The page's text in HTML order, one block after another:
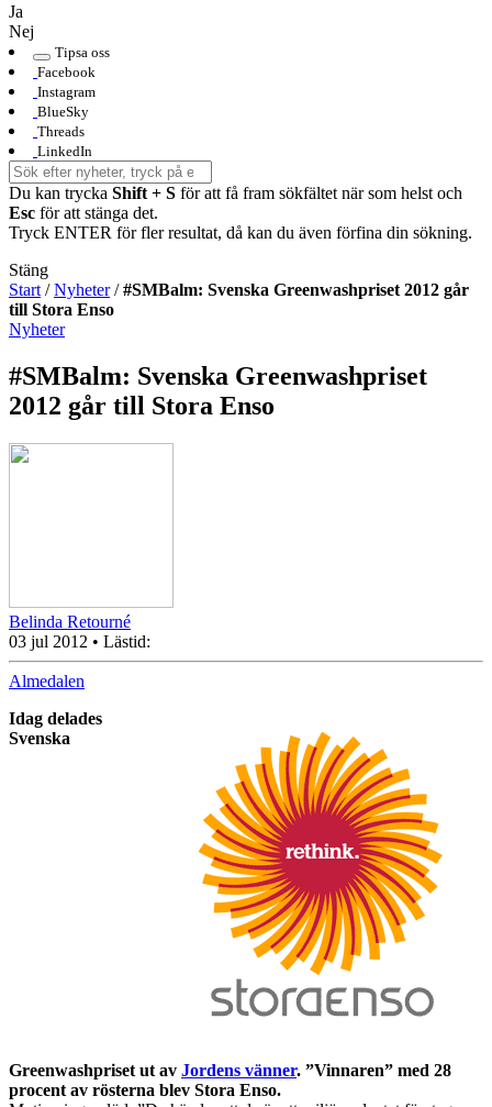
Ja
Nej
Tipsa oss
Facebook
Instagram
BlueSky
Threads
LinkedIn
Du kan trycka Shift + S för att få fram sökfältet när som helst och
Esc för att stänga det.
Tryck ENTER för fler resultat, då kan du även förfina din sökning.
Stäng
Start /Nyheter/#SMBalm: Svenska Greenwashpriset 2012 går
till Stora Enso
Nyheter
#SMBalm: Svenska Greenwashpriset
2012 går till Stora Enso
Belinda Retourné
03 jul 2012 • Lästid:
Almedalen
Idag delades
Svenska
Greenwashpriset ut av Jordens vänner. ”Vinnaren” med 28
procent av rösterna blev Stora Enso.